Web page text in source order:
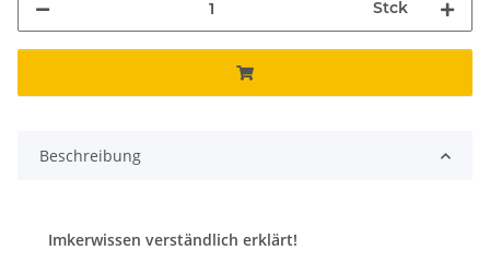
Stck
Beschreibung
Imkerwissen verständlich erklärt!